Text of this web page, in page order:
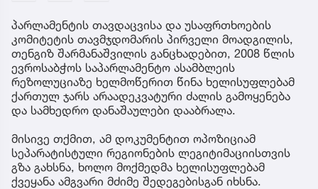
პარლამენტის თავდაცვისა და უსაფრთხოების
კომიტეტის თავმჯდომარის პირველი მოადგილის,
თენგიზ შარმანაშვილის განცხადებით, 2008 წლის
ევროსაბჭოს საპარლამენტო ასამბლეის
რეზოლუციაზე ხელმოწერით წინა ხელისუფლებამ
ქართულ ჯარს არაადეკვატური ძალის გამოყენება
და სამხედრო დანაშაულები დააბრალა.
მისივე თქმით, ამ დოკუმენტით ოპოზიციამ
სეპარატისტული რეგიონების ლეგიტიმაციისთვის
გზა გახსნა, ხოლო მოქმედმა ხელისუფლებამ
ქვეყანა ამგვარი მძიმე შედეგებისგან იხსნა.